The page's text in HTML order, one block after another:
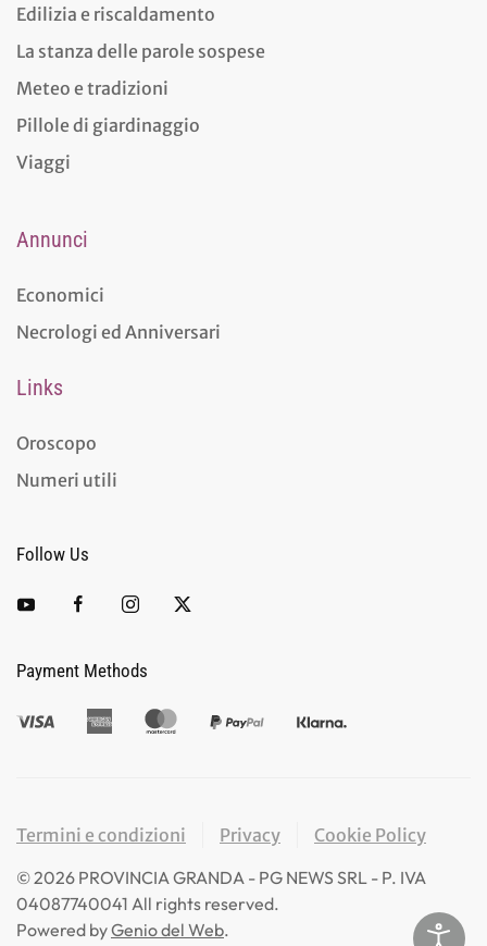
Edilizia e riscaldamento
La stanza delle parole sospese
Meteo e tradizioni
Pillole di giardinaggio
Viaggi
Annunci
Economici
Necrologi ed Anniversari
Links
Oroscopo
Numeri utili
Follow Us
Payment Methods
Termini e condizioni Privacy
Cookie Policy
© 2026 PROVINCIA GRANDA - PG NEWS SRL - P. IVA
04087740041 All rights reserved.
Powered byGenio del Web.